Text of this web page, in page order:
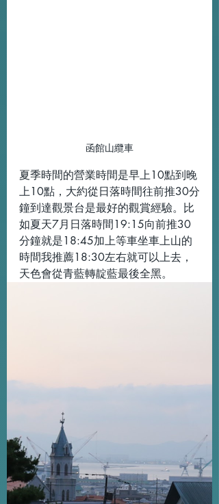
函館山纜車
夏季時間的營業時間是早上10點到晚
上10點，大約從日落時間往前推30分
鐘到達觀景台是最好的觀賞經驗。比
如夏天7月日落時間19:15向前推30
分鐘就是18:45加上等車坐車上山的
時間我推薦18:30左右就可以上去，
天色會從青藍轉靛藍最後全黑。